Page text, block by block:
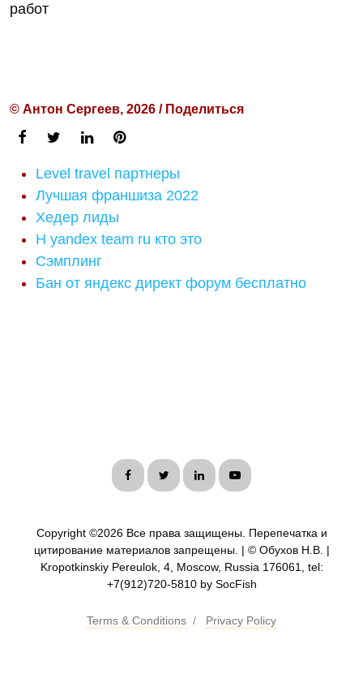
работ
© Антон Сергеев, 2026 / Поделиться
Level travel партнеры
Лучшая франшиза 2022
Хедер лиды
H yandex team ru кто это
Сэмплинг
Бан от яндекс директ форум бесплатно
Copyright ©2026 Все права защищены. Перепечатка и
цитирование материалов запрещены. | © Обухов Н.В. |
Kropotkinskiy Pereulok, 4, Moscow, Russia 176061, tel:
+7(912)720-5810 by SocFish
Terms & Conditions / Privacy Policy